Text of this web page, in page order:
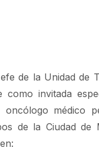
de la Unidad de
invitada
médico
de la Ciudad